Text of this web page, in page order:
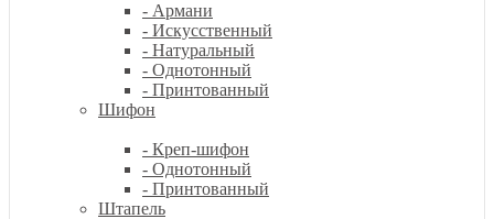
- Армани
- Искусственный
- Натуральный
- Однотонный
- Принтованный
Шифон
- Креп-шифон
- Однотонный
- Принтованный
Штапель